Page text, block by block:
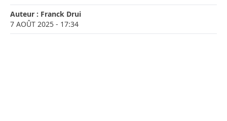
Auteur : Franck Drui
7 AOÛT 2025 - 17:34